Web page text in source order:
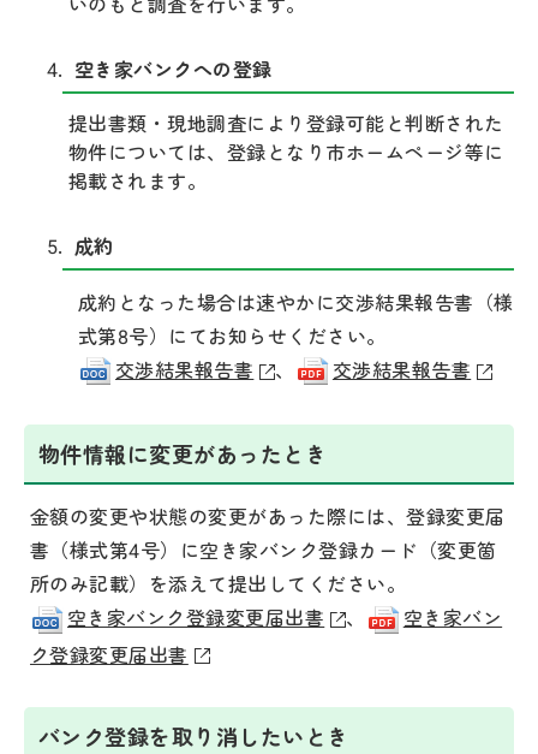
空き家バンクへの登録
提出書類・現地調査により登録可能と判断された
物件については、登録となり市ホームページ等に
掲載されます。
成約
成約となった場合は速やかに交渉結果報告書（様
式第8号）にてお知らせください。
交渉結果報告書
、 交渉結果報告書
物件情報に変更があったとき
金額の変更や状態の変更があった際には、登録変更届
書（様式第4号）に空き家バンク登録カード（変更箇
所のみ記載）を添えて提出してください。
空き家バンク登録変更届出書
、
空き家バン
ク登録変更届出書
バンク登録を取り消したいとき